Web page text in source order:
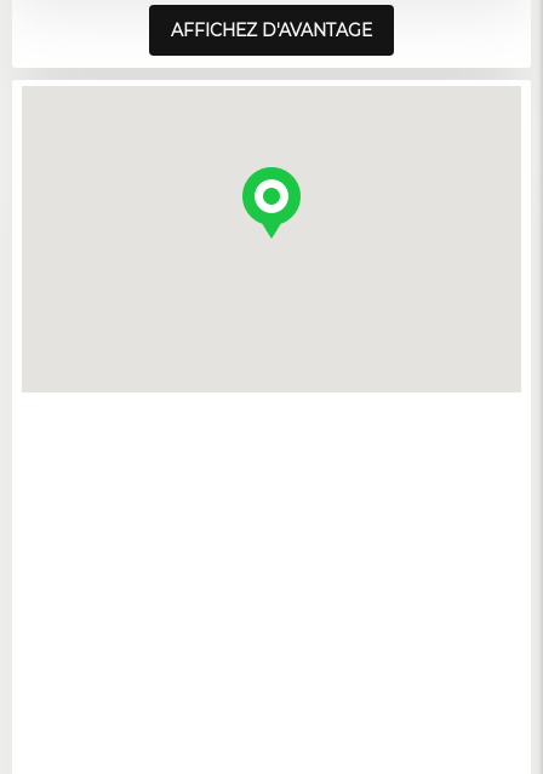
AFFICHEZ D'AVANTAGE